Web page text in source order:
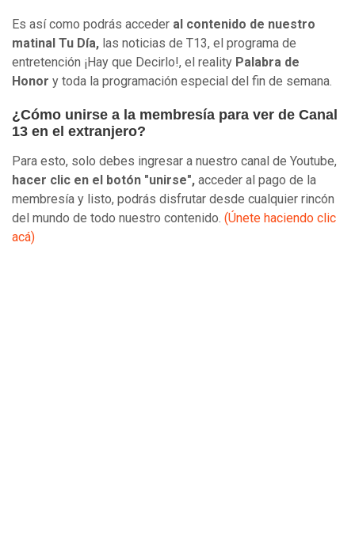
Es así como podrás acceder al contenido de nuestro
matinal Tu Día, las noticias de T13, el programa de
entretención ¡Hay que Decirlo!, el reality Palabra de
Honor y toda la programación especial del fin de semana.
¿Cómo unirse a la membresía para ver de Canal
13 en el extranjero?
Para esto, solo debes ingresar a nuestro canal de Youtube,
hacer clic en el botón "unirse", acceder al pago de la
membresía y listo, podrás disfrutar desde cualquier rincón
del mundo de todo nuestro contenido. (Únete haciendo clic
acá)